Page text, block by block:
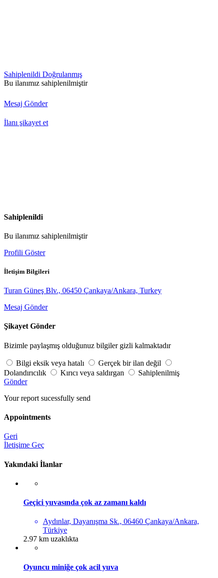
Sahiplenildi Doğrulanmış
Bu ilanımız sahiplenilmiştir
Mesaj Gönder
İlanı şikayet et
Sahiplenildi
Bu ilanımız sahiplenilmiştir
Profili Göster
İletişim Bilgileri
Turan Güneş Blv., 06450 Çankaya/Ankara, Turkey
Mesaj Gönder
Şikayet Gönder
Bizimle paylaşmış olduğunuz bilgiler gizli kalmaktadır
Bilgi eksik veya hatalı
Gerçek bir ilan değil
Dolandırıcılık
Kırıcı veya saldırgan
Sahiplenilmiş
Gönder
Your report sucessfully send
Appointments
Geri
İletişime Geç
Yakındaki İlanlar
Geçici yuvasında çok az zamanı kaldı
Aydınlar, Dayanışma Sk., 06460 Çankaya/Ankara,
Türkiye
2.97 km uzaklıkta
Oyuncu miniğe çok acil yuva